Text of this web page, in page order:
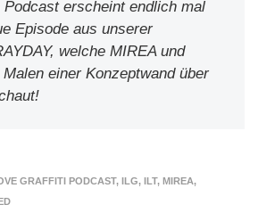
erscheint endlich mal
Episode aus unserer
welche MIREA und
einer Konzeptwand über
GRAFFITI PODCAST, ILG, ILT, MIREA,